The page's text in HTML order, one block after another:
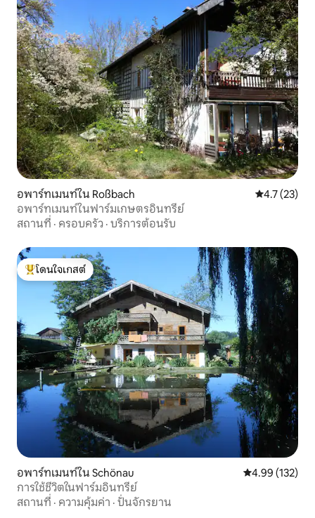
อพาร์ทเมนท์ใน Roßbach คะแนนเฉลี่ย
4.7 (23)
อพาร์ทเมนท์ในฟาร์มเกษตรอินทรีย์
สถานที่ · ครอบครัว · บริการต้อนรับ
โดนใจเกสต์ที่สุด
โดนใจเกสต์
อพาร์ทเมนท์ใน Schönau คะแนนเฉลี่ย
4.99 (132)
การใช้ชีวิตในฟาร์มอินทรีย์
สถานที่ · ความคุ้มค่า · ปั่นจักรยาน